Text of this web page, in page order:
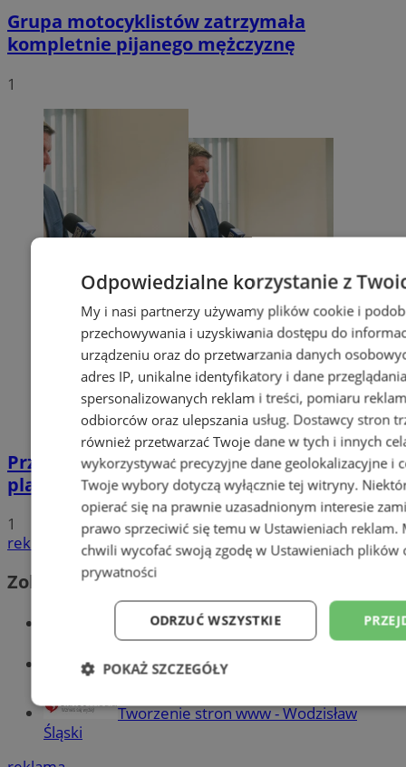
Grupa motocyklistów zatrzymała
kompletnie pijanego mężczyznę
1
Przyszłość Wodzisławia Śląskiego:
planowane inwestycje na 2025 rok
1
reklama
Zobacz również
Wiadomości kryminalne w Wodzisławiu
Wiadomości lokalne
Tworzenie stron www - Wodzisław
Śląski
Odpowiedzialne korzystanie z
My i nasi partnerzy używamy plików cookie i
przechowywania i uzyskiwania dostępu do
urządzeniu oraz do przetwarzania danych
adres IP, unikalne identyfikatory i dane
spersonalizowanych reklam i treści, pomiaru
odbiorców oraz ulepszania usług. Dostawcy stron
również przetwarzać Twoje dane w tych i innych
wykorzystywać precyzyjne dane geolokalizacyjne i
Twoje wybory dotyczą wyłącznie tej witryny.
opierać się na prawnie uzasadnionym interesie
prawo sprzeciwić się temu w Ustawieniach reklam.
chwili wycofać swoją zgodę w Ustawieniach plików
prywatności
ODRZUĆ WSZYSTKIE
POKAŻ SZCZEGÓŁY
Niezbędne Wydajność